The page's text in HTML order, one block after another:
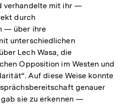
verhandelte mit ihr —
durch
— über ihre
unterschiedlichen
Lech Wasa, die
Opposition im Westen und
Auf diese Weise konnte
genauer
sie zu erkennen —